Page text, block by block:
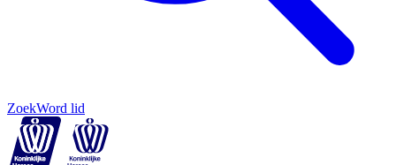
ZoekWord lid